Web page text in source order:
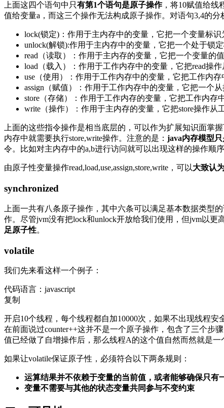
上面这四个语句中只有第1个语句是原子操作，将10赋值给线
值给变量a，而这三个操作无法构成原子操作。对语句3,4的
lock(锁定)：作用于主内存中的变量，它把一个变量标识
unlock(解锁):作用于主内存中的变量，它把一个处于锁
read（读取）：作用于主内存的变量，它把一个变量的
load（载入）：作用于工作内存中的变量，它把read操
use（使用）：作用于工作内存中的变量，它把工作内
assign（赋值）：作用于工作内存中的变量，它把一个
store（存储）：作用于工作内存的变量，它把工作内存
write（操作）：作用于主内存的变量，它把store操作从
上面的这些指令操作是相当底层的，可以作为扩展知识面掌
内存中就需要执行store,write操作。注意的是： java内存模型
令。比如对主内存中的a,b进行访问就可以出现这样的操作顺序
由原子性变量操作read,load,use,assign,store,write，可以大致认
synchronized
上面一共有八条原子操作，其中六条可以满足基本数据类型
作。尽管jvm没有把lock和unlock开放给我们使用，但jvm以更
足原子性。
volatile
我们先来看这样一个例子：
代码语言： javascript
复制
开启10个线程，每个线程都自加10000次，如果不出现线程
在前面说过counter++这并不是一个原子操作，包含了三个步
值已经做了自增操作后，那么线程A的这个值自然而然就是一
如果让volatile保证原子性，必须符合以下两条规则：
运算结果并不依赖于变量的当前值，或者能够确保只有
变量不需要与其他的状态变量共同参与不变约束